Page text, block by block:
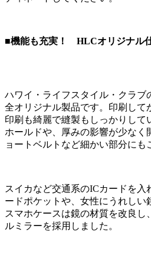
■機能も充実！ HLCオリジナル
ハワイ・ライフスタイル・クラブ
全オリジナル製品です。印刷して
印刷も綺麗で縫製もしっかりして
ホールドや、厚みの影響が少なく
ョートベルトなど細かい部分にも
スイカなど交通系のICカードを入
ードポケットや、女性にうれしい
スマホケースは鏡の材質を改良し
ルミラーを採用しました。